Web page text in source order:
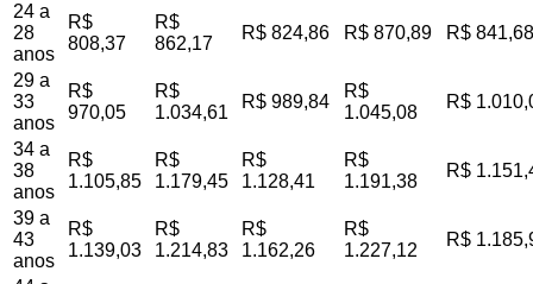
24 a
28
anos
R$
808,37
R$
862,17
R$ 824,86 R$ 870,89 R$ 841,68
29 a
33
anos
R$
970,05
R$
1.034,61
R$ 989,84
R$
1.045,08
R$
34 a
38
anos
R$
1.105,85
R$
1.179,45
R$
1.128,41
R$
1.191,38
R$
39 a
43
anos
R$
1.139,03
R$
1.214,83
R$
1.162,26
R$
1.227,12
R$